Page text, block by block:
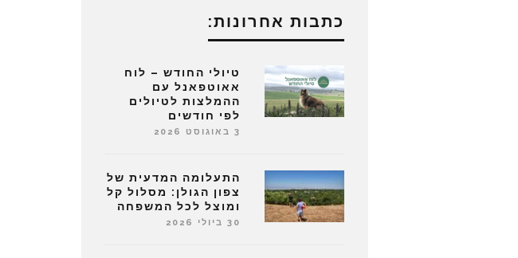
כתבות אחרונות:
טיולי החודש – לוח
אאוטפאנל עם
ההמלצות לטיולים
לפי חודשים
3 באוגוסט 2026
התעלומה המדעית של
צפון הגולן: מסלול קל
ומוצל לכל המשפחה
30 ביולי 2026